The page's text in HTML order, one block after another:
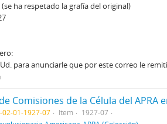
ha respetado la grafía del original)
para anunciarle que por este correo le
Comisiones de la Célula del APRA
02-01-1927-07 Item
1927-07